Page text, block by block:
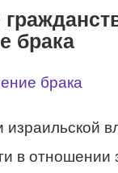
брака
израильской
в отношении